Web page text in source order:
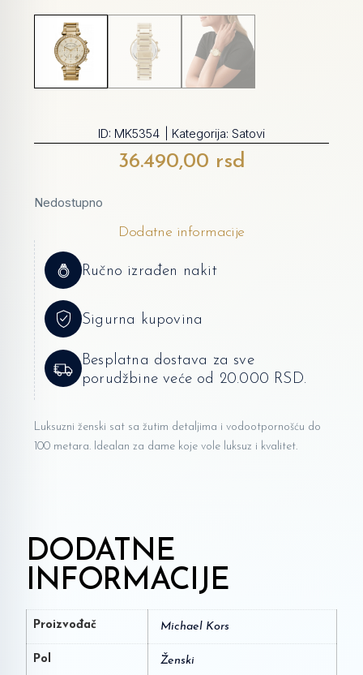
ID: MK5354 | Kategorija: Satovi
36.490,00 rsd
Nedostupno
Dodatne informacije
Ručno izrađen nakit
Sigurna kupovina
Besplatna dostava za sve
porudžbine veće od 20.000 RSD.
Luksuzni ženski sat sa žutim detaljima i vodootpornošću do
100 metara. Idealan za dame koje vole luksuz i kvalitet.
DODATNE
INFORMACIJE
Proizvođač Michael Kors
Pol Ženski